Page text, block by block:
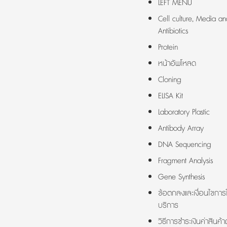
LEFT MENU
Cell culture, Media
Antibiotics
Protein
หน้าอัพโหลด
Cloning
ELISA Kit
Laboratory Plastic
Antibody Array
DNA Sequencing
Fragment Analysis
Gene Synthesis
ข้อตกลงและเงื่อนไขการ
บริการ
วิธีการชำระเงินค่าสินค้